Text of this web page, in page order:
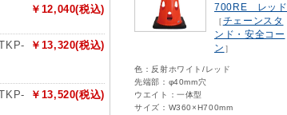
￥12,040(税込)
￥13,320(税込)
￥13,520(税込)
700RE レッド
［チェーンスタ
ンド・安全コー
ン ］
色：反射ホワイト/レッド
先端部：φ40mm穴
ウエイト：一体型
サイズ：W360×H700mm